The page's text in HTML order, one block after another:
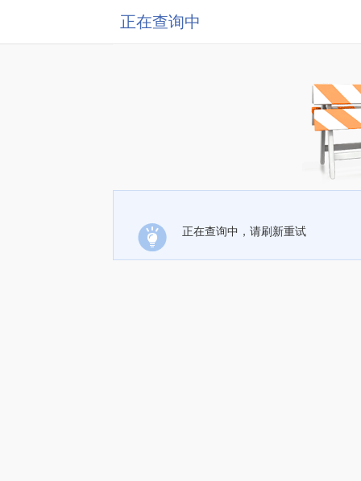
正在查询中
正在查询中，请刷新重试